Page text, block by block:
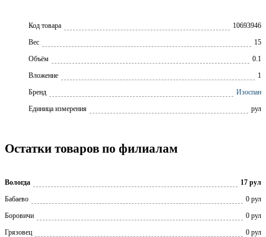
Код товара
10693946
Вес
15
Объём
0.1
Вложение
1
Бренд
Изоспан
Единица измерения
рул
Остатки товаров по филиалам
Вологда
17 рул
Бабаево
0 рул
Боровичи
0 рул
Грязовец
0 рул